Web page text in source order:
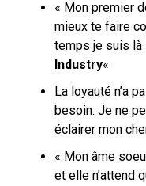
« Mon premier
mieux te faire
temps je suis là
Industry«
La loyauté n’a
besoin. Je ne
éclairer mon
« Mon âme
et elle n’attend